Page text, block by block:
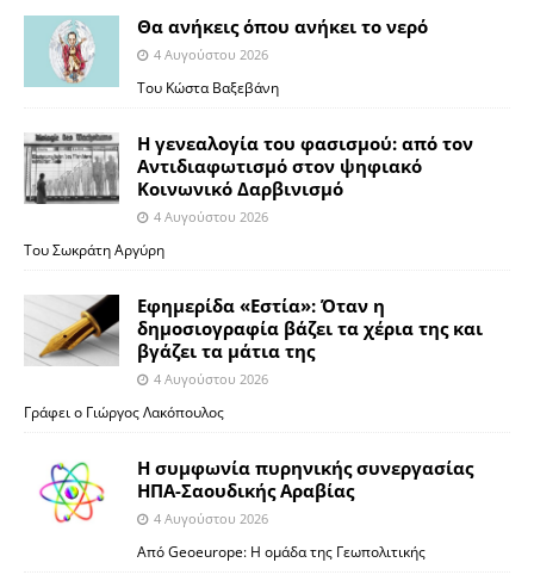
Θα ανήκεις όπου ανήκει το νερό
4 Αυγούστου 2026
Του Κώστα Βαξεβάνη
Η γενεαλογία του φασισμού: από τον
Αντιδιαφωτισμό στον ψηφιακό
Κοινωνικό Δαρβινισμό
4 Αυγούστου 2026
Του Σωκράτη Αργύρη
Εφημερίδα «Εστία»: Όταν η
δημοσιογραφία βάζει τα χέρια της και
βγάζει τα μάτια της
4 Αυγούστου 2026
Γράφει ο Γιώργος Λακόπουλος
Η συμφωνία πυρηνικής συνεργασίας
ΗΠΑ-Σαουδικής Αραβίας
4 Αυγούστου 2026
Από Geoeurope: H ομάδα της Γεωπολιτικής